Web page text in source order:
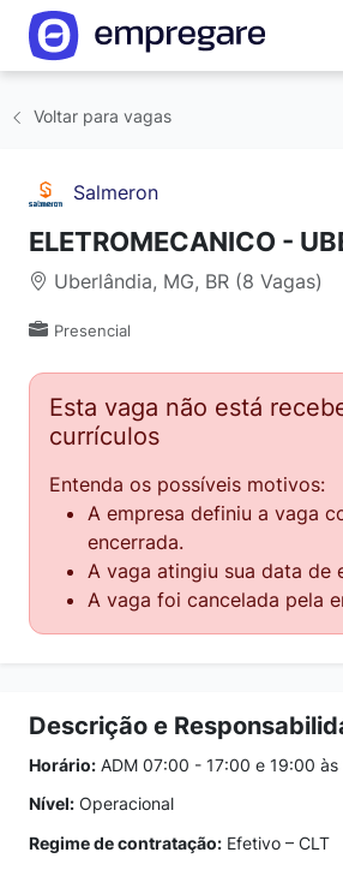
Voltar para vagas
Salmeron
ELETROMECANICO -
Uberlândia, MG, BR (8 Vagas)
Presencial
Esta vaga não está
currículos
Entenda os possíveis motivos:
A empresa definiu a vaga
encerrada.
A vaga atingiu sua data de
A vaga foi cancelada pela
Descrição e
Horário: ADM 07:00 - 17:00 e 19:00
Nível: Operacional
Regime de contratação: Efetivo – CLT